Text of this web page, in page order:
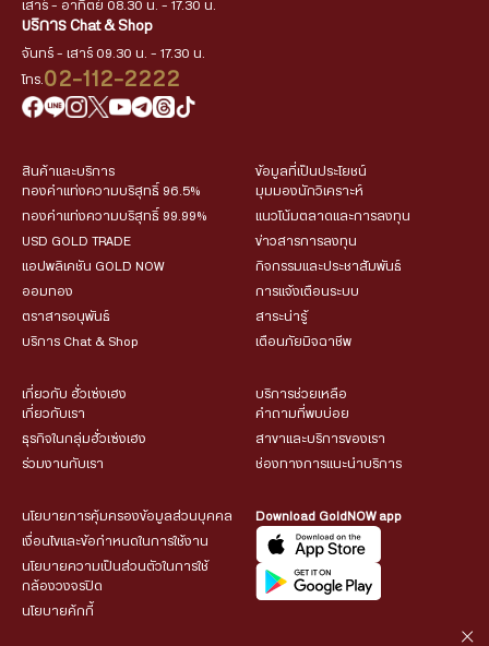
เสาร์ - อาทิตย์ 08.30 น. - 17.30 น.
บริการ Chat & Shop
จันทร์ - เสาร์ 09.30 น. - 17.30 น.
โทร. 02-112-2222
สินค้าและบริการ
ทองคำแท่งความบริสุทธิ์ 96.5%
ทองคำแท่งความบริสุทธิ์ 99.99%
USD GOLD TRADE
แอปพลิเคชัน GOLD NOW
ออมทอง
ตราสารอนุพันธ์
บริการ Chat & Shop
ข้อมูลที่เป็นประโยชน์
มุมมองนักวิเคราะห์
แนวโน้มตลาดและการลงทุน
ข่าวสารการลงทุน
กิจกรรมและประชาสัมพันธ์
การแจ้งเตือนระบบ
สาระน่ารู้
เตือนภัยมิจฉาชีพ
เกี่ยวกับ ฮั่วเซ่งเฮง
เกี่ยวกับเรา
ธุรกิจในกลุ่มฮั่วเซ่งเฮง
ร่วมงานกับเรา
บริการช่วยเหลือ
คำถามที่พบบ่อย
สาขาและบริการของเรา
ช่องทางการแนะนำบริการ
นโยบายการคุ้มครองข้อมูลส่วนบุคคล
เงื่อนไขและข้อกำหนดในการใช้งาน
นโยบายความเป็นส่วนตัวในการใช้
กล้องวงจรปิด
นโยบายคุ้กกี้
Download GoldNOW app